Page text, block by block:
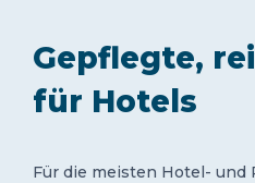
Gepflegte,
für Hotels
Für die meisten Hotel- und